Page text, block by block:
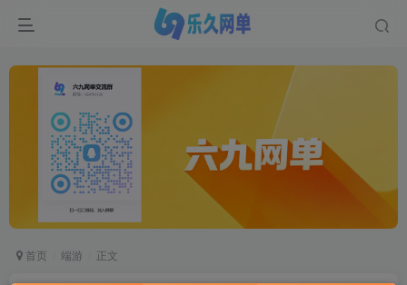
首页 端游 正文